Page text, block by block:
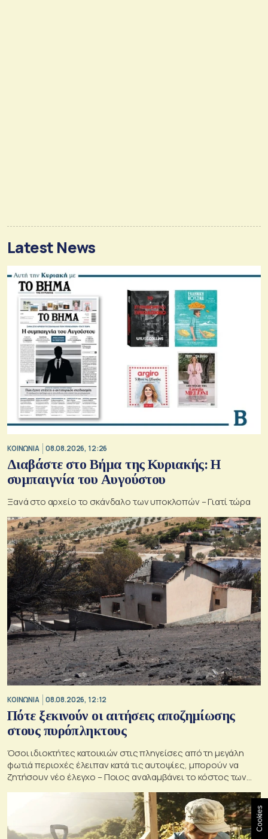
Latest News
ΚΟΙΝΩΝΙΑ 08.08.2026, 12:26
Διαβάστε στο Βήμα της Κυριακής: Η
συμπαιγνία του Αυγούστου
Ξανά στο αρχείο το σκάνδαλο των υποκλοπών – Γιατί τώρα
ΚΟΙΝΩΝΙΑ 08.08.2026, 12:12
Πότε ξεκινούν οι αιτήσεις αποζημίωσης
στους πυρόπληκτους
Όσοι ιδιοκτήτες κατοικιών στις πληγείσες από τη μεγάλη
φωτιά περιοχές έλειπαν κατά τις αυτοψίες, μπορούν να
ζητήσουν νέο έλεγχο – Ποιος αναλαμβάνει το κόστος των
Cookies